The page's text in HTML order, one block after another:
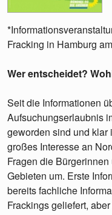
Fracking in Hamburg
Wer entscheidet?
Seit die Informationen
Aufsuchungserlaubnis
geworden sind und klar
großes Interesse an
Fragen die
Gebieten um. Erste
bereits fachliche
Frackings geliefert,